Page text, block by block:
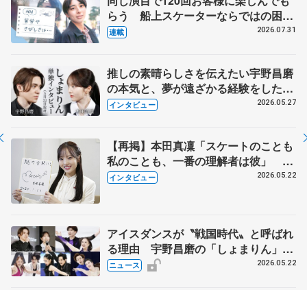
らう 船上スケーターならではの困難
とは 影響あったPIW前キャプテン松
連載 2026.07.31
推しの素晴らしさを伝えたい宇野昌磨
の本気と、夢が遠ざかる経験をした本
田真凜の覚悟
インタビュー 2026.05.27
【再掲】本田真凜「スケートのことも
私のことも、一番の理解者は彼」 引
退時の単独インタビューで語った競技
インタビュー 2026.05.22
アイスダンスが〝戦国時代〟と呼ばれ
る理由 宇野昌磨の「しょまりん」ら
実力者が相次いで参戦 国内の競争激
ニュース 2026.05.22